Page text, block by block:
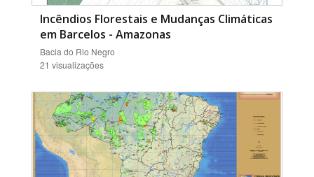
Incêndios Florestais e Mudanças Climáticas
em Barcelos - Amazonas
Bacia do Rio Negro
21 visualizações